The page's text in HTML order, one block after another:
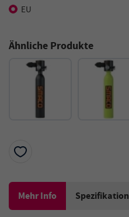
EU
Ähnliche Produkte
Mehr Info Spezifikation